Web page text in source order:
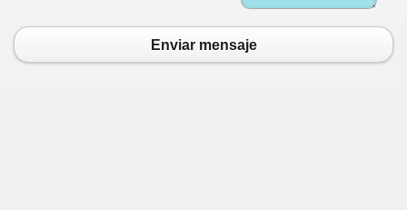
Enviar mensaje